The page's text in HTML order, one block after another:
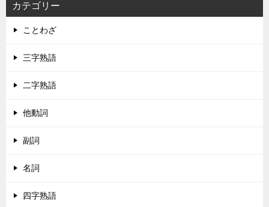
カテゴリー
ことわざ
三字熟語
二字熟語
他動詞
副詞
名詞
四字熟語